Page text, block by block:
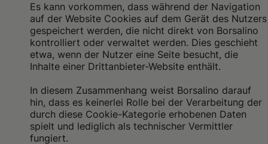
Es kann vorkommen, dass während der Navigation
auf der Website Cookies auf dem Gerät des Nutzers
gespeichert werden, die nicht direkt von Borsalino
kontrolliert oder verwaltet werden. Dies geschieht
etwa, wenn der Nutzer eine Seite besucht, die
Inhalte einer Drittanbieter-Website enthält.
In diesem Zusammenhang weist Borsalino darauf
hin, dass es keinerlei Rolle bei der Verarbeitung der
durch diese Cookie-Kategorie erhobenen Daten
spielt und lediglich als technischer Vermittler
fungiert.